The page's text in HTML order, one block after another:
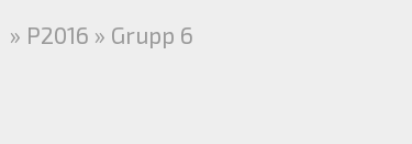
» P2016 » Grupp 6